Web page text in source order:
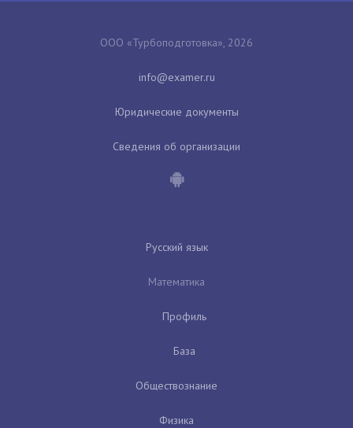
ООО «Турбоподготовка», 2026
Юридические документы
Сведения об организации
Русский язык
Математика
Профиль
База
Обществознание
Физика